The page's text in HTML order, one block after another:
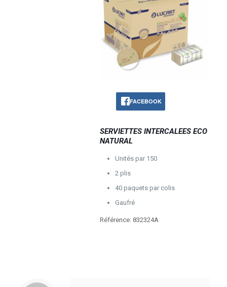
FACEBOOK
SERVIETTES INTERCALEES ECO
NATURAL
Unités par 150
2 plis
40 paquets par colis
Gaufré
Référence: 832324A